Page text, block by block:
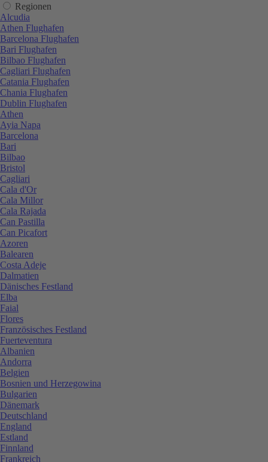
Regionen
Alcudia
Athen Flughafen
Barcelona Flughafen
Bari Flughafen
Bilbao Flughafen
Cagliari Flughafen
Catania Flughafen
Chania Flughafen
Dublin Flughafen
Athen
Ayia Napa
Barcelona
Bari
Bilbao
Bristol
Cagliari
Cala d'Or
Cala Millor
Cala Rajada
Can Pastilla
Can Picafort
Azoren
Balearen
Costa Adeje
Dalmatien
Dänisches Festland
Elba
Faial
Flores
Französisches Festland
Fuerteventura
Albanien
Andorra
Belgien
Bosnien und Herzegowina
Bulgarien
Dänemark
Deutschland
England
Estland
Finnland
Frankreich